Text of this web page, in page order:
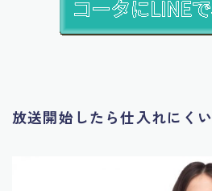
放送開始したら仕入れにくい